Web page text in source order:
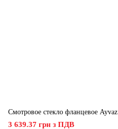
Смотровое стекло фланцевое
3 639.37 грн з ПДВ